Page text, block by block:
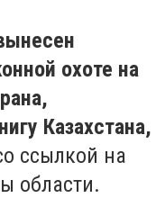
охоте на
Казахстана,
ссылкой на
области.